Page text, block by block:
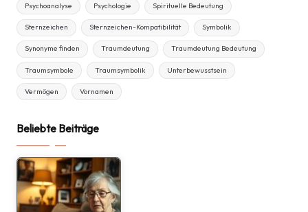
Psychoanalyse Psychologie Spirituelle Bedeutung
Sternzeichen Sternzeichen-Kompatibilität Symbolik
Synonyme finden Traumdeutung Traumdeutung Bedeutung
Traumsymbole Traumsymbolik Unterbewusstsein
Vermögen Vornamen
Beliebte Beiträge